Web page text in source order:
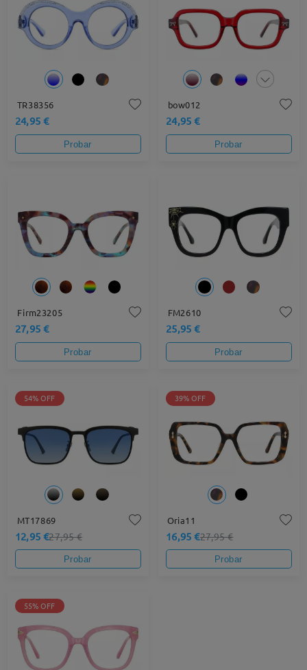
TR38356
24,95 €
Probar
bow012
24,95 €
Probar
Firm23205
27,95 €
Probar
FM2610
25,95 €
Probar
54% OFF
MT17869
12,95 €27,95 €
Probar
39% OFF
Oria11
16,95 €27,95 €
Probar
55% OFF